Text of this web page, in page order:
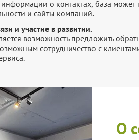
о контактах, база может
и сайты компаний.
и участие в развитии.
возможность предложить
сотрудничество с
О